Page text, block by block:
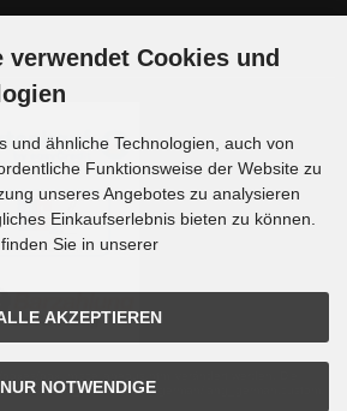
der Datei tpl_modified/lang/german/lang_german.custom.
verwendet Cookies und
und ähnliche Technologien, auch von
Funktionsweise der Website zu
unseres Angebotes zu analysieren
Einkaufserlebnis bieten zu können.
Sie in unserer
AKZEPTIEREN
NUR NOTWENDIGE